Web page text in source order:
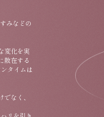
みなどの
変化を実
散在する
タイムは
なく、